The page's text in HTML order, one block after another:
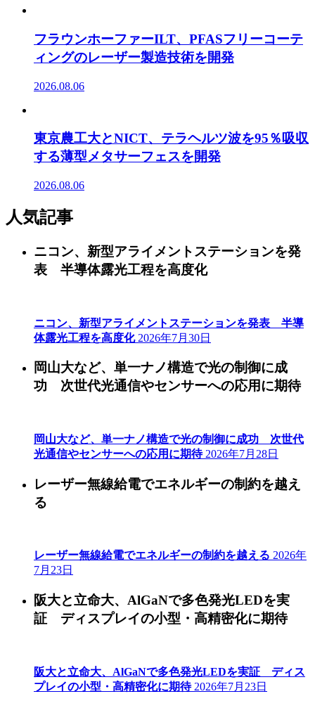
フラウンホーファーILT、PFASフリーコーテ
ィングのレーザー製造技術を開発
2026.08.06
東京農工大とNICT、テラヘルツ波を95％吸収
する薄型メタサーフェスを開発
2026.08.06
人気記事
ニコン、新型アライメントステーションを発
表 半導体露光工程を高度化
ニコン、新型アライメントステーションを発表 半導
体露光工程を高度化 2026年7月30日
岡山大など、単一ナノ構造で光の制御に成
功 次世代光通信やセンサーへの応用に期待
岡山大など、単一ナノ構造で光の制御に成功 次世代
光通信やセンサーへの応用に期待 2026年7月28日
レーザー無線給電でエネルギーの制約を越え
る
レーザー無線給電でエネルギーの制約を越える 2026年
7月23日
阪大と立命大、AlGaNで多色発光LEDを実
証 ディスプレイの小型・高精密化に期待
阪大と立命大、AlGaNで多色発光LEDを実証 ディス
プレイの小型・高精密化に期待 2026年7月23日